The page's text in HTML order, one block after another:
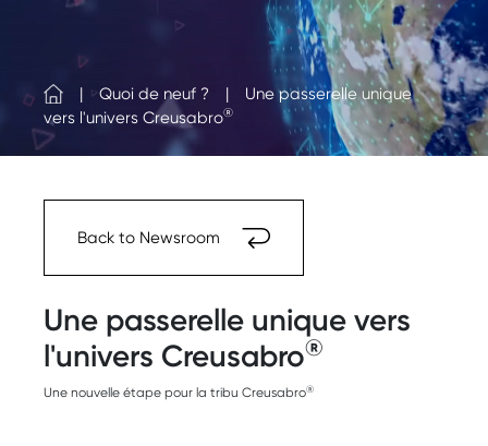
Quoi de neuf ?
Une passerelle unique
vers l'univers Creusabro®
Une passerelle unique vers
l'univers Creusabro®
Une nouvelle étape pour la tribu Creusabro®
Back to Newsroom